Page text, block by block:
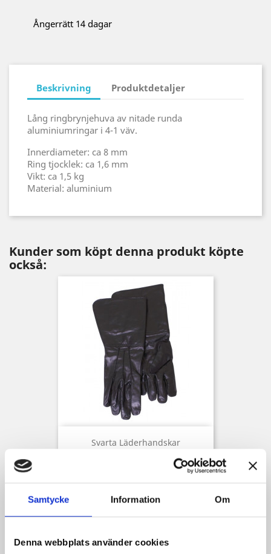
Samtycke Information Om
Denna webbplats använder cookies
Ångerrätt 14 dagar
Beskrivning Produktdetaljer
Lång ringbrynjehuva av nitade runda
aluminiumringar i 4-1 väv.
Innerdiameter: ca 8 mm
Ring tjocklek: ca 1,6 mm
Vikt: ca 1,5 kg
Material: aluminium
Kunder som köpt denna produkt köpte
också:
Svarta Läderhandskar